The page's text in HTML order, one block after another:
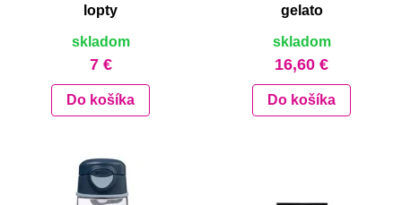
lopty
skladom
7 €
Do košíka
gelato
skladom
16,60 €
Do košíka